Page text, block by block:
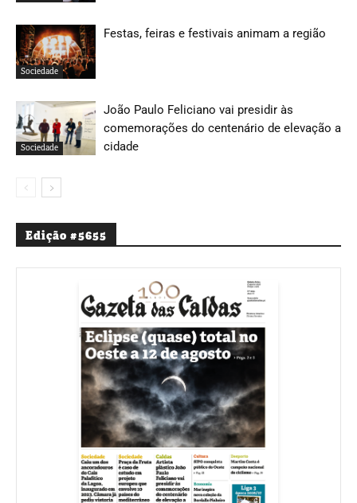
Sociedade
Festas, feiras e festivais animam a região
Sociedade
João Paulo Feliciano vai presidir às
comemorações do centenário de elevação a
cidade
Edição #5655